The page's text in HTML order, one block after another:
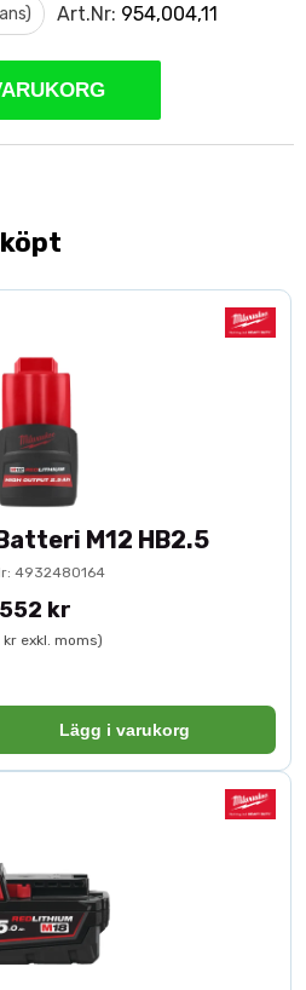
Art.Nr: 954,004,11
M12 HB2.5
4932480164
552 kr
kr exkl. moms)
Lägg i varukorg